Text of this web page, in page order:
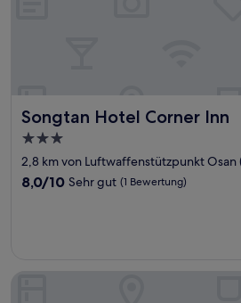
Songtan Hotel Corner Inn
Songtan Hotel Corner Inn
3.0-
Sterne-
Unterkunft
2,8 km von Luftwaffenstützpunkt Osan
8.0
Bewertung)
8,0/10 Sehr gut (1 Bewertung)
Pyeongtaek Mitasuya Ryokan